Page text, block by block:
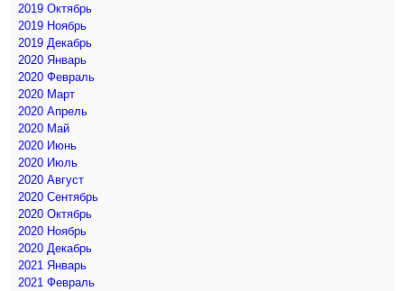
2019 Октябрь
2019 Ноябрь
2019 Декабрь
2020 Январь
2020 Февраль
2020 Март
2020 Апрель
2020 Май
2020 Июнь
2020 Июль
2020 Август
2020 Сентябрь
2020 Октябрь
2020 Ноябрь
2020 Декабрь
2021 Январь
2021 Февраль